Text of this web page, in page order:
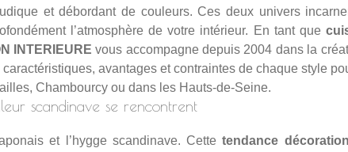
et débordant de couleurs. Ces deux univers
l’atmosphère de votre intérieur. En tant que
INTERIEURE vous accompagne depuis 2004 dans la
avantages et contraintes de chaque style
Chambourcy ou dans les Hauts-de-Seine.
scandinave se rencontrent
et l’hygge scandinave. Cettetendance